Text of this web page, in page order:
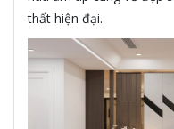
thất hiện đại.